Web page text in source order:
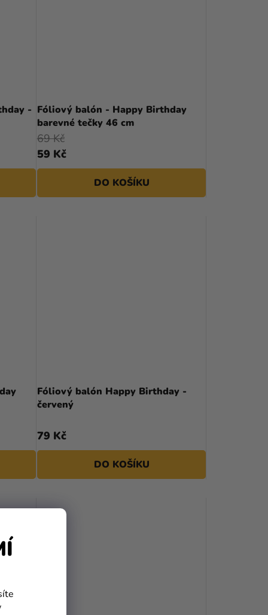
- Fóliový balón - Happy Birthday
barevné tečky 46 cm
59 Kč
69 Kč
DO KOŠÍKU
Fóliový balón Happy Birthday -
červený
79 Kč
DO KOŠÍKU